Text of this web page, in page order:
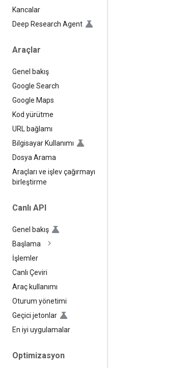
Kancalar
Deep Research Agent
Araçlar
Genel bakış
Google Search
Google Maps
Kod yürütme
URL bağlamı
Bilgisayar Kullanımı
Dosya Arama
Araçları ve işlev çağırmayı
birleştirme
Canlı API
Genel bakış
Başlama
İşlemler
Canlı Çeviri
Araç kullanımı
Oturum yönetimi
Geçici jetonlar
En iyi uygulamalar
Optimizasyon